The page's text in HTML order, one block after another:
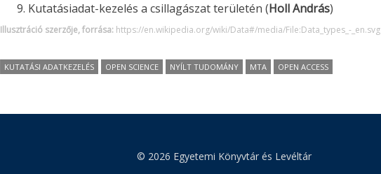
Kutatásiadat-kezelés a csillagászat területén (Holl András)
Illusztráció szerzője, forrása: https://en.wikipedia.org/wiki/Data#/media/File:Data_types_-_en.svg
KUTATÁSI ADATKEZELÉS OPEN SCIENCE NYÍLT TUDOMÁNY MTA OPEN ACCESS
© 2026 Egyetemi Könyvtár és Levéltár